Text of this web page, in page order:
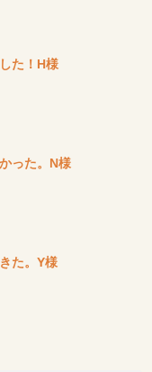
た！H様
った。N様
た。Y様